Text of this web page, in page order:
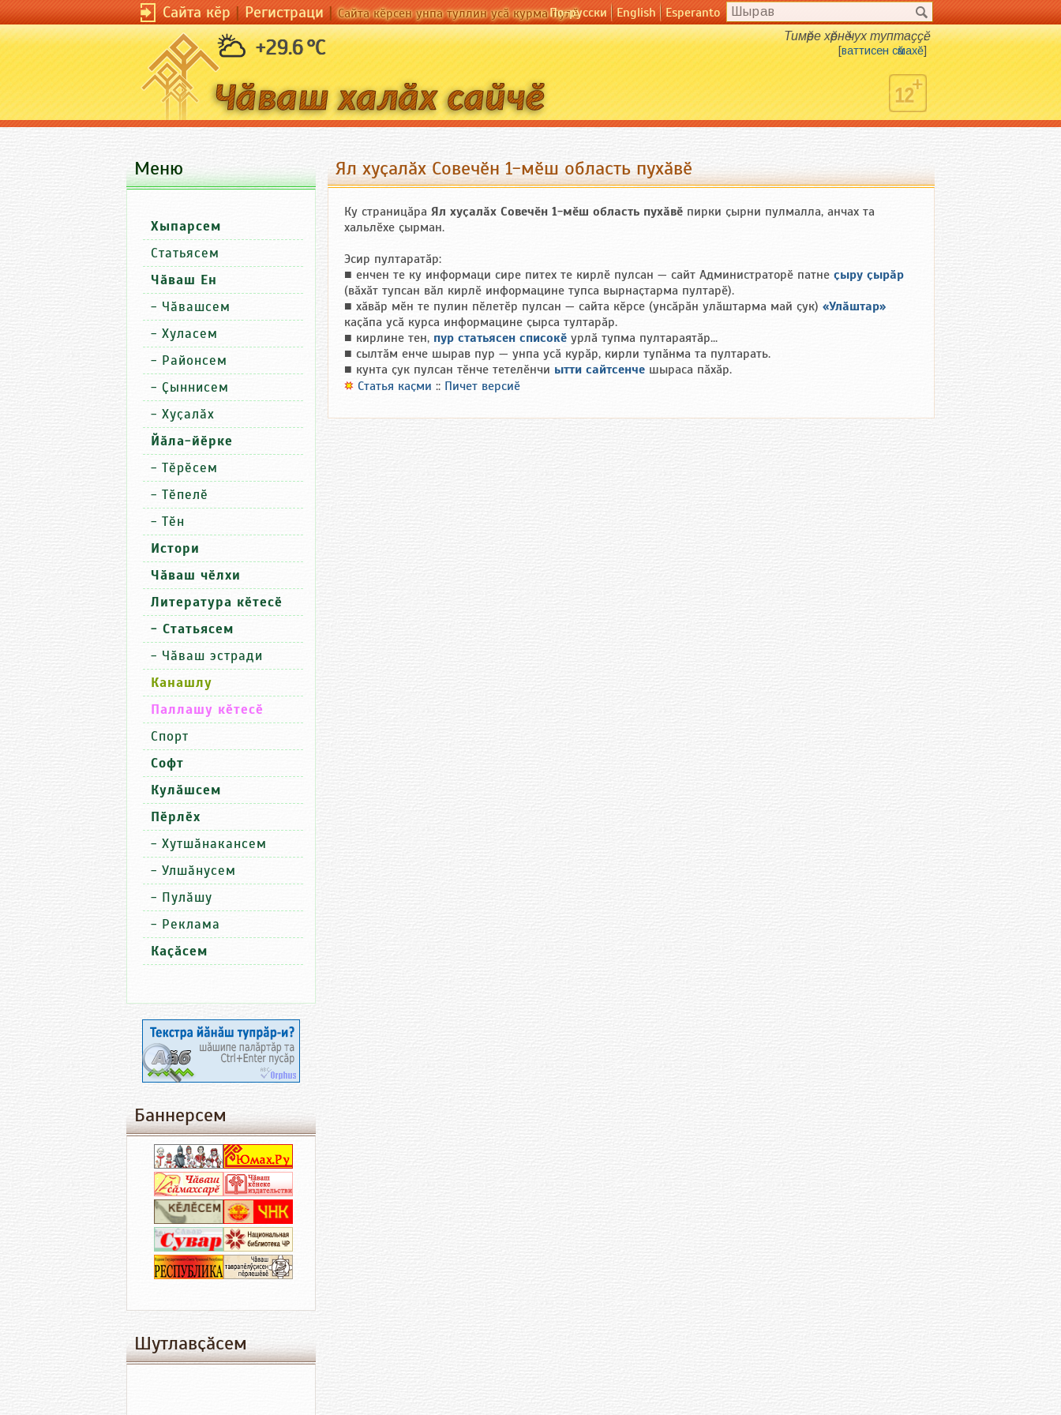
Сайта кӗр|Регистраци|Сайта кӗрсен унпа туллин усӑ курма пулӗПо-русски English Esperanto
+29.6 °C Тимӗре хӗрнӗ чух туптаҫҫӗ.
[ваттисен сӑмахӗ]
Ял хуҫалӑх Совечӗн 1-мӗш область пухӑвӗ
Ку страницӑра Ял хуҫалӑх Совечӗн 1-мӗш область пухӑвӗ пирки ҫырни пулмалла, анчах та
хальлӗхе ҫырман.
Эсир пултаратӑр:
■ енчен те ку информаци сире питех те кирлӗ пулсан — сайт Администраторӗ патне ҫыру ҫырӑр
(вӑхӑт тупсан вӑл кирлӗ информацине тупса вырнаҫтарма пултарӗ).
■ хӑвӑр мӗн те пулин пӗлетӗр пулсан — сайта кӗрсе (унсӑрӑн улӑштарма май ҫук) «Улӑштар»
каҫӑпа усӑ курса информацине ҫырса тултарӑр.
■ кирлине тен, пур статьясен списокӗ урлӑ тупма пултараятӑр...
■ сылтӑм енче шырав пур — унпа усӑ курӑр, кирли тупӑнма та пултарать.
■ кунта ҫук пулсан тӗнче тетелӗнчи ытти сайтсенче шыраса пӑхӑр.
Статья каҫми :: Пичет версиӗ
Меню
Хыпарсем
Статьясем
Чӑваш Ен
- Чӑвашсем
- Хуласем
- Районсем
- Ҫыннисем
- Хуҫалӑх
Йӑла-йӗрке
- Тӗрӗсем
- Тӗпелӗ
- Тӗн
Истори
Чӑваш чӗлхи
Литература кӗтесӗ
- Статьясем
- Чӑваш эстради
Канашлу
Паллашу кӗтесӗ
Спорт
Софт
Кулӑшсем
Пӗрлӗх
- Хутшӑнакансем
- Улшӑнусем
- Пулӑшу
- Реклама
Каҫӑсем
Баннерсем
Шутлавҫӑсем